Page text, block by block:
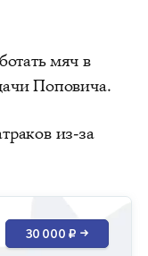
мяч в
Поповича.
из-за
30 000 ₽ →